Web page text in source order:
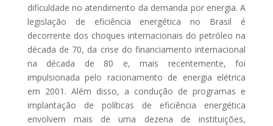
dificuldade no atendimento da demanda por energia. A
legislação de eficiência energética no Brasil é
decorrente dos choques internacionais do petróleo na
década de 70, da crise do financiamento internacional
na década de 80 e, mais recentemente, foi
impulsionada pelo racionamento de energia elétrica
em 2001. Além disso, a condução de programas e
implantação de políticas de eficiência energética
envolvem mais de uma dezena de instituições,